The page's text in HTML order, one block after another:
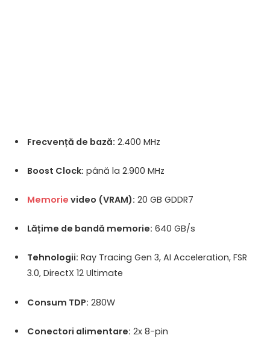
Frecvență de bază: 2.400 MHz
Boost Clock: până la 2.900 MHz
Memorie video (VRAM): 20 GB GDDR7
Lățime de bandă memorie: 640 GB/s
Tehnologii: Ray Tracing Gen 3, AI Acceleration, FSR
3.0, DirectX 12 Ultimate
Consum TDP: 280W
Conectori alimentare: 2x 8-pin